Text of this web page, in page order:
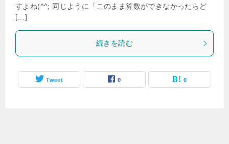
すよね(^^; 同じように「このまま算数ができなかったらど
[…]
続きを読む
Tweet 0 0